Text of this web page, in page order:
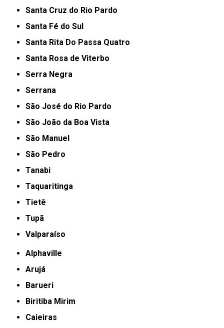
Santa Cruz do Rio Pardo
Santa Fé do Sul
Santa Rita Do Passa Quatro
Santa Rosa de Viterbo
Serra Negra
Serrana
São José do Rio Pardo
São João da Boa Vista
São Manuel
São Pedro
Tanabi
Taquaritinga
Tietê
Tupã
Valparaíso
Alphaville
Arujá
Barueri
Biritiba Mirim
Caieiras